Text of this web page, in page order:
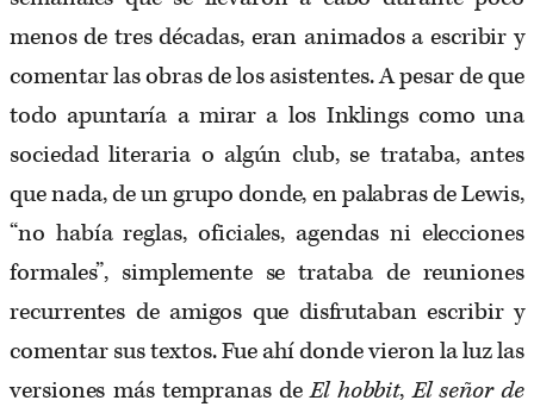
menos de tres décadas, eran animados a escribir y
comentar las obras de los asistentes. A pesar de que
todo apuntaría a mirar a los Inklings como una
sociedad literaria o algún club, se trataba, antes
que nada, de un grupo donde, en palabras de Lewis,
“no había reglas, oficiales, agendas ni elecciones
formales”, simplemente se trataba de reuniones
recurrentes de amigos que disfrutaban escribir y
comentar sus textos. Fue ahí donde vieron la luz las
versiones más tempranas deEl hobbit,El señor de